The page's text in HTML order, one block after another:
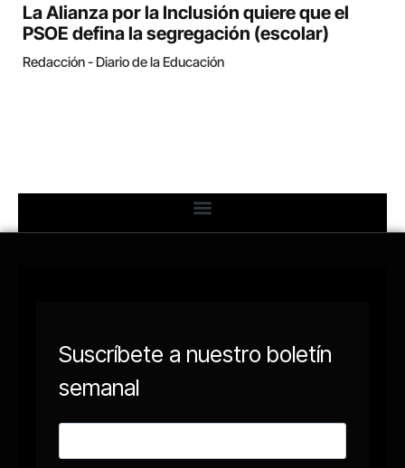
La Alianza por la Inclusión quiere que el
PSOE defina la segregación (escolar)
Redacción - Diario de la Educación